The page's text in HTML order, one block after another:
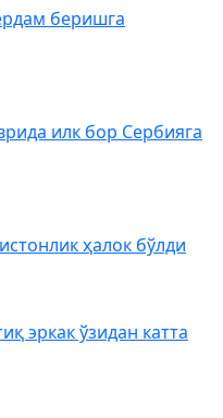
беришга
илк бор Сербияга
ҳалок бўлди
эркак ўзидан катта